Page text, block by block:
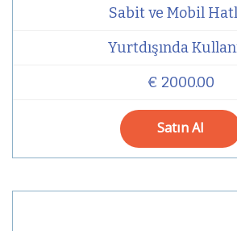
Sabit ve Mobil
Yurtdışında
€ 2000.00
Satın Al